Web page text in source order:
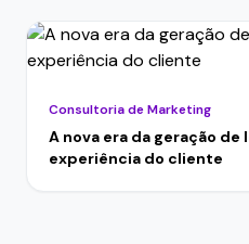
Consultoria de Marketing
A nova era da geração de
experiência do cliente